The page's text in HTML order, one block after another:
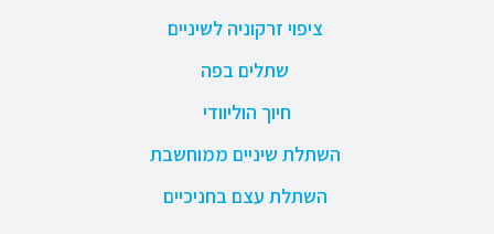
ציפוי זרקוניה לשיניים
שתלים בפה
חיוך הוליוודי
השתלת שיניים ממוחשבת
השתלת עצם בחניכיים